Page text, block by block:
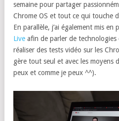
semaine pour partager
Chrome OS et tout ce qui touche
En parallèle, j’ai également mis en
Live afin de parler de technologies
réaliser des tests vidéo sur les
gère tout seul et avec les moyens
peux et comme je peux ^^).